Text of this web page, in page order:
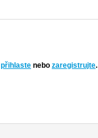
přihlaste nebo zaregistrujte.